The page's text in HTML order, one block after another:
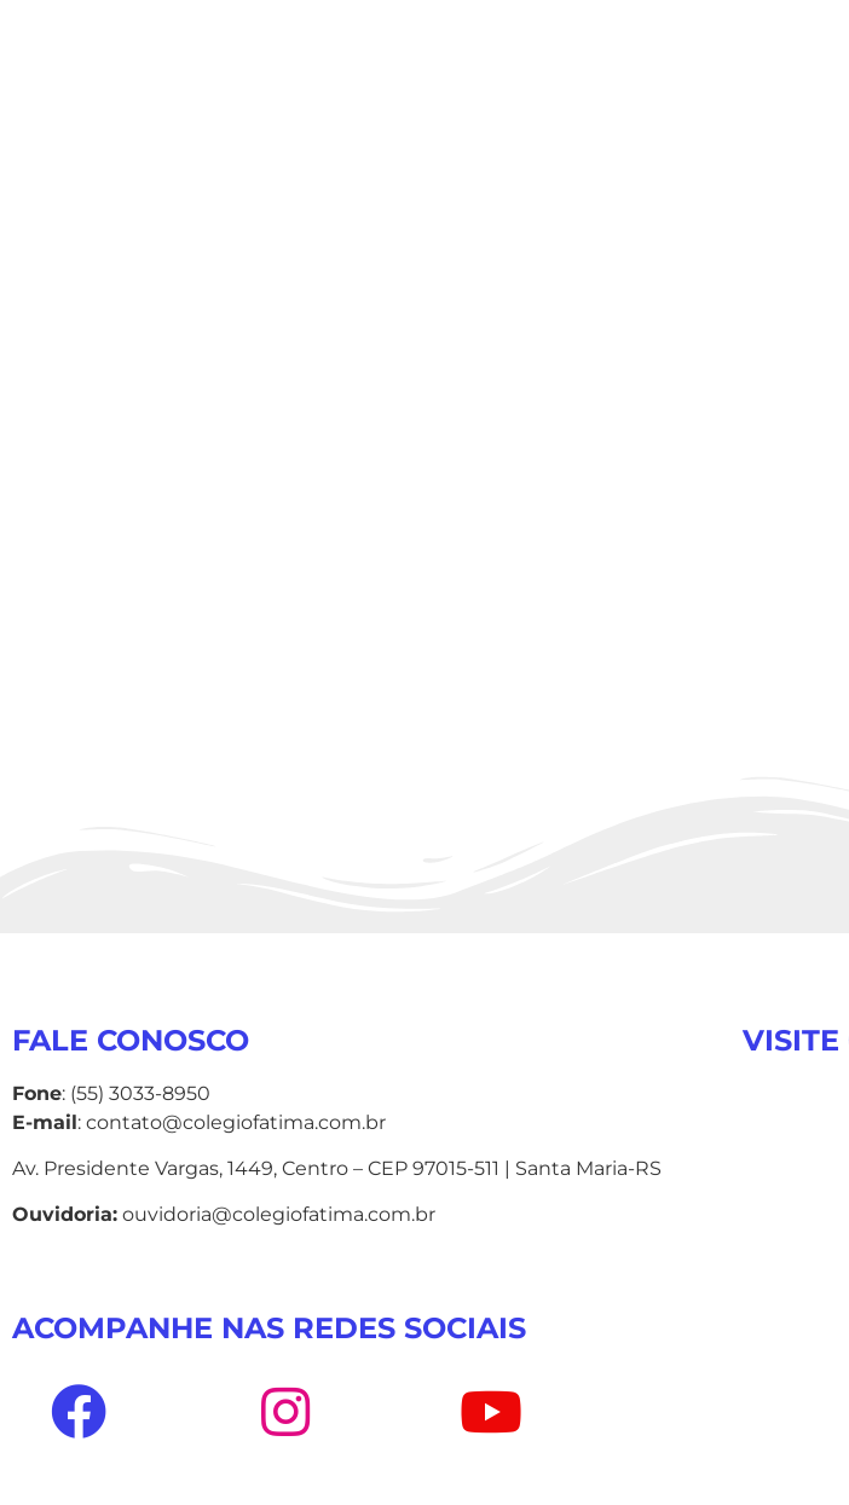
FALE CONOSCO
Fone: (55) 3033-8950
E-mail: contato@colegiofatima.com.br
Av. Presidente Vargas, 1449, Centro – CEP 97015-511 | Santa Maria-RS
Ouvidoria: ouvidoria@colegiofatima.com.br
ACOMPANHE NAS REDES SOCIAIS
VISITE